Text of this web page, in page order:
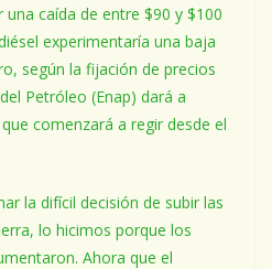
caída de entre $90 y $100
experimentaría una baja
según la fijación de precios
Petróleo (Enap) dará a
comenzará a regir desde el
la difícil decisión de subir las
lo hicimos porque los
Ahora que el